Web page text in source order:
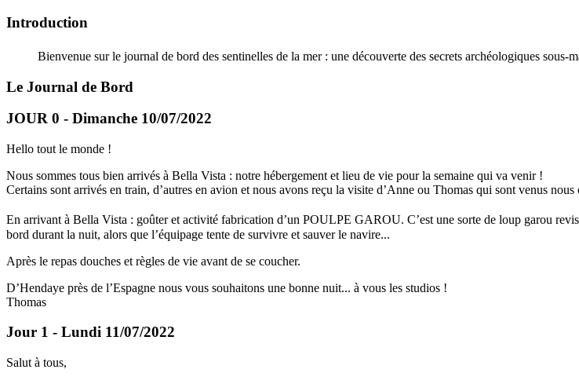
Introduction
Bienvenue sur le journal de bord des sentinelles de la mer : une découverte des secrets archéologiques
Le Journal de Bord
JOUR 0 - Dimanche 10/07/2022
Hello tout le monde !
Nous sommes tous bien arrivés à Bella Vista : notre hébergement et lieu de vie pour la semaine qui va venir !
Certains sont arrivés en train, d’autres en avion et nous avons reçu la visite d’Anne ou Thomas qui sont venus nous
En arrivant à Bella Vista : goûter et activité fabrication d’un POULPE GAROU. C’est une sorte de loup garou
bord durant la nuit, alors que l’équipage tente de survivre et sauver le navire...
Après le repas douches et règles de vie avant de se coucher.
D’Hendaye près de l’Espagne nous vous souhaitons une bonne nuit... à vous les studios !
Thomas
Jour 1 - Lundi 11/07/2022
Salut à tous,